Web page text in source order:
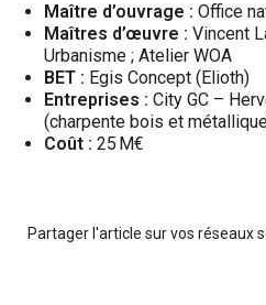
Maître d’ouvrage : Office
Maîtres d’œuvre : Vincent
Urbanisme ; Atelier WOA
BET : Egis Concept (Elioth)
Entreprises : City GC –
(charpente bois et
Coût : 25 M€
Partager l'article sur vos réseaux